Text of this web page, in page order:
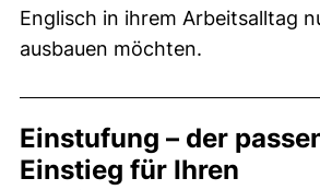
Englisch in ihrem Arbeitsalltag
ausbauen möchten.
Einstufung – der
Einstieg für Ihren